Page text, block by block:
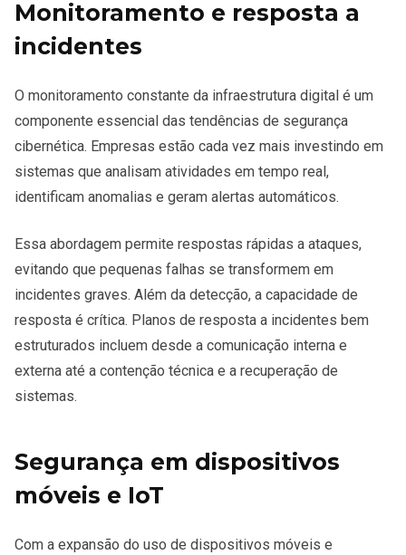
Monitoramento e resposta a
incidentes
O monitoramento constante da infraestrutura digital é um
componente essencial das tendências de segurança
cibernética. Empresas estão cada vez mais investindo em
sistemas que analisam atividades em tempo real,
identificam anomalias e geram alertas automáticos.
Essa abordagem permite respostas rápidas a ataques,
evitando que pequenas falhas se transformem em
incidentes graves. Além da detecção, a capacidade de
resposta é crítica. Planos de resposta a incidentes bem
estruturados incluem desde a comunicação interna e
externa até a contenção técnica e a recuperação de
sistemas.
Segurança em dispositivos
móveis e IoT
Com a expansão do uso de dispositivos móveis e